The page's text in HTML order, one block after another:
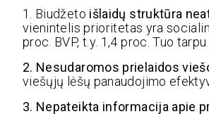
1. Biudžeto išlaidų struktūra
vienintelis prioritetas yra
proc. BVP, t.y. 1,4 proc. Tuo
2. Nesudaromos prielaidos
viešųjų lėšų panaudojimo
3. Nepateikta informacija apie